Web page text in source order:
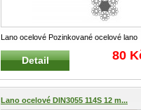
Lano ocelové Pozinkované ocelové lano
114S (6x19S+FS) pravé křížové v
Detail 80
Lano ocelové DIN3055 114S 12 m...